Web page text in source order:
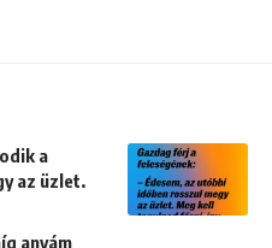
a
az üzlet.
anyám